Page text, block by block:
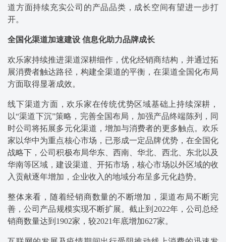
道方面持续充实公司的产品品类，成长空间有望进一步打
开。
全国化渠道加速建设 信息化助力品牌成长
欢乐家持续推进渠道深耕细作，优化经销商结构，并通过拓
展消费者触达路径，构建全渠道的平衡，在渠道全国化布局
方面取得显著成效。
线下渠道方面，欢乐家在传统优势区域基础上持续深耕，
以“渠道下沉”策略，完善全国布局，加强产品终端陈列，同
时公司将拓展多元化渠道，增加与消费者的更多触点。欢乐
家以华中为重点核心市场，已形成一定品牌优势，在全国化
战略下，公司积极布局华东、西南、华北、西北、东北以及
华南等区域，建设渠道、开拓市场，核心市场以外区域的收
入贡献逐年增加，企业收入的地域分布呈多元化趋势。
整体来看，随着经销商数量的不断增加，渠道布局不断完
善，公司产品规模实现不断扩展。截止到2022年，公司总经
销商数量达到1902家，较2021年底增加627家。